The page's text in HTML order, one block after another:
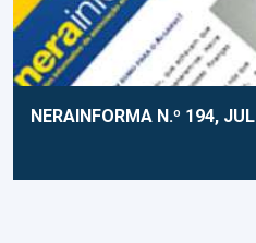
NERAINFORMA N.º 194,